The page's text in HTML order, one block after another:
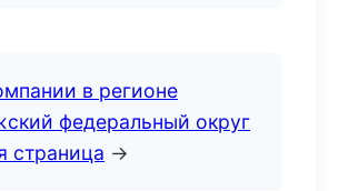
в регионе
федеральный округ
страница →